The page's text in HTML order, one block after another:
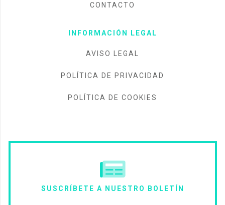
CONTACTO
INFORMACIÓN LEGAL
AVISO LEGAL
POLÍTICA DE PRIVACIDAD
POLÍTICA DE COOKIES
SUSCRÍBETE A NUESTRO BOLETÍN